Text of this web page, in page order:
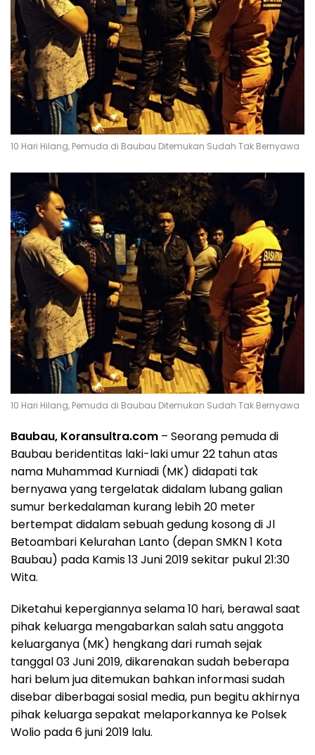
10 Hari Hilang, Pemuda di Baubau Ditemukan Sudah Tak Bernyawa
10 Hari Hilang, Pemuda di Baubau Ditemukan Sudah Tak Bernyawa
Baubau, Koransultra.com – Seorang pemuda di
Baubau beridentitas laki-laki umur 22 tahun atas
nama Muhammad Kurniadi (MK) didapati tak
bernyawa yang tergelatak didalam lubang galian
sumur berkedalaman kurang lebih 20 meter
bertempat didalam sebuah gedung kosong di Jl
Betoambari Kelurahan Lanto (depan SMKN 1 Kota
Baubau) pada Kamis 13 Juni 2019 sekitar pukul 21:30
Wita.
Diketahui kepergiannya selama 10 hari, berawal saat
pihak keluarga mengabarkan salah satu anggota
keluarganya (MK) hengkang dari rumah sejak
tanggal 03 Juni 2019, dikarenakan sudah beberapa
hari belum jua ditemukan bahkan informasi sudah
disebar diberbagai sosial media, pun begitu akhirnya
pihak keluarga sepakat melaporkannya ke Polsek
Wolio pada 6 juni 2019 lalu.